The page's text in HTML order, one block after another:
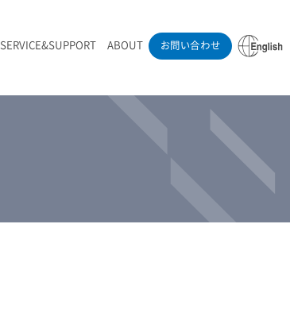
RAMANdrive | ウェハーステージ搭載ラマン顕微鏡
LIBcell | 不活性雰囲気ラマン測定用密閉容器
SERVICE&SUPPORT ABOUT お問い合わせ